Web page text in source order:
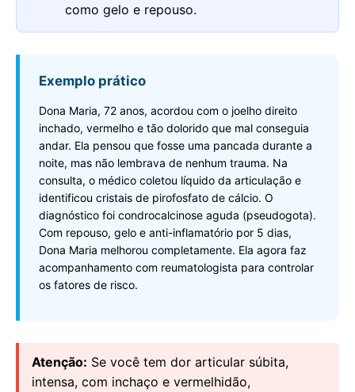
como gelo e repouso.
Exemplo prático
Dona Maria, 72 anos, acordou com o joelho direito
inchado, vermelho e tão dolorido que mal conseguia
andar. Ela pensou que fosse uma pancada durante a
noite, mas não lembrava de nenhum trauma. Na
consulta, o médico coletou líquido da articulação e
identificou cristais de pirofosfato de cálcio. O
diagnóstico foi condrocalcinose aguda (pseudogota).
Com repouso, gelo e anti-inflamatório por 5 dias,
Dona Maria melhorou completamente. Ela agora faz
acompanhamento com reumatologista para controlar
os fatores de risco.
Atenção: Se você tem dor articular súbita,
intensa, com inchaço e vermelhidão,